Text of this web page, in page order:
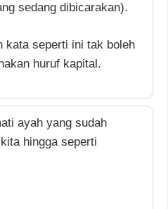
sedang dibicarakan).
kata seperti ini tak boleh
huruf kapital.
ayah yang sudah
hingga seperti